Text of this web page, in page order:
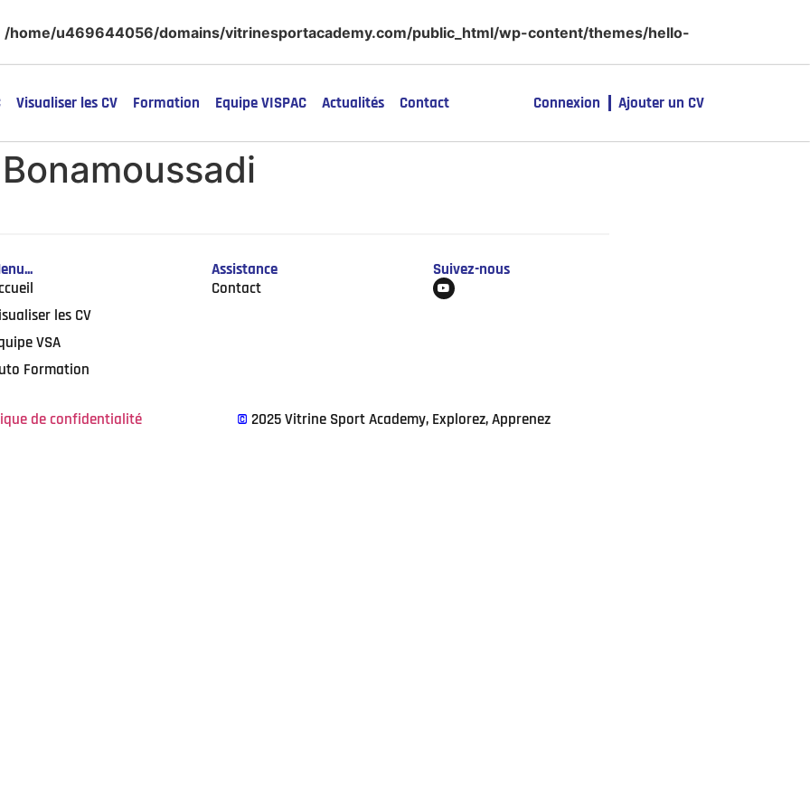
/home/u469644056/domains/vitrinesportacademy.com/public_html/wp-content/themes/hello-
Visualiser les CV Formation Equipe VISPAC Actualités Contact Connexion Ajouter un CV
Bonamoussadi
les CV
VSA
Formation
Assistance
Contact
Suivez-nous
de confidentialité © 2025 Vitrine Sport Academy, Explorez, Apprenez